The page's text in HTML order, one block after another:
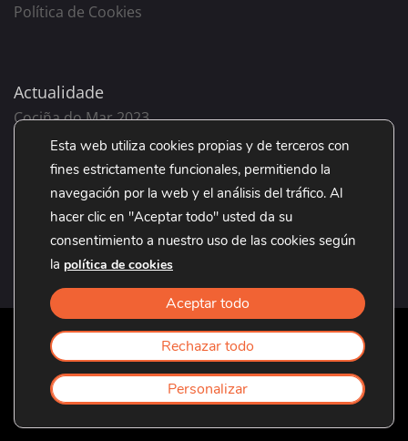
Política de Cookies
Actualidade
Cociña do Mar 2023
Volta o cole 2023
Come, Merca, Ama o Grove 2023
Día da Nai 2023
Día do Pai 2023
©2021. Empresarios Grovenses de Bens e Servizos
Desenrolado porRedpipe Solutions
Esta web utiliza cookies propias y de terceros con
fines estrictamente funcionales, permitiendo la
navegación por la web y el análisis del tráfico. Al
hacer clic en "Aceptar todo" usted da su
consentimiento a nuestro uso de las cookies según
la política de cookies
Aceptar todo
Rechazar todo
Personalizar